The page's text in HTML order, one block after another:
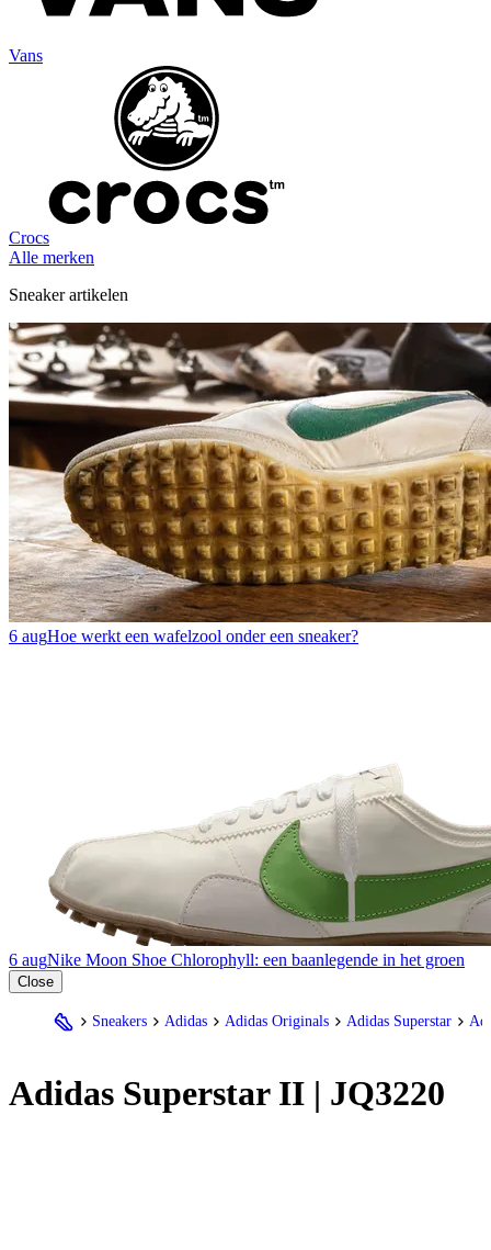
Vans
Crocs
Alle merken
Sneaker artikelen
6 augHoe werkt een wafelzool onder een sneaker?
6 augNike Moon Shoe Chlorophyll: een baanlegende in het groen
Close
Sneakers Adidas Adidas Originals Adidas Superstar
Adidas Superstar II | JQ3220